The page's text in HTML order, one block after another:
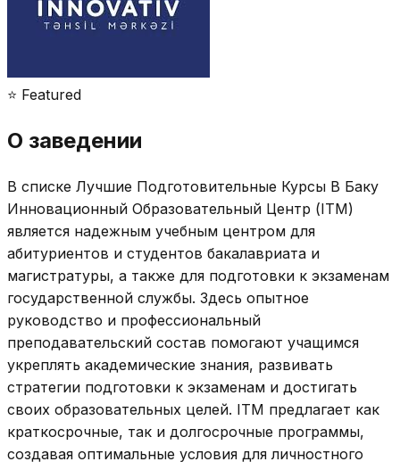
⭐ Featured
О заведении
В списке Лучшие Подготовительные Курсы В Баку
Инновационный Образовательный Центр (ITM)
является надежным учебным центром для
абитуриентов и студентов бакалавриата и
магистратуры, а также для подготовки к экзаменам
государственной службы. Здесь опытное
руководство и профессиональный
преподавательский состав помогают учащимся
укреплять академические знания, развивать
стратегии подготовки к экзаменам и достигать
своих образовательных целей. ITM предлагает как
краткосрочные, так и долгосрочные программы,
создавая оптимальные условия для личностного